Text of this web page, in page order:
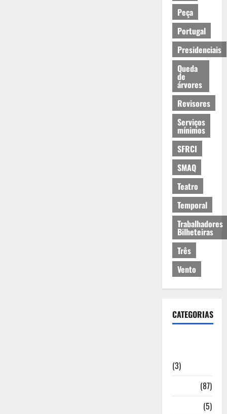
Peça
Portugal
Presidenciais
Queda
de
árvores
Revisores
Serviços
mínimos
SFRCI
SMAQ
Teatro
Temporal
Trabalhadores
Bilheteiras
Três
Vento
CATEGORIAS
(3)
(87)
(5)